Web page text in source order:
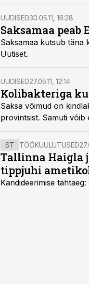
UUDISED30.05.11, 16:28
Saksamaa
Saksamaa kutsub täna kokku kriisinõupidamise, kus arutab EHEC-bakteriga
Uutiset.
UUDISED27.05.11, 12:14
Kolibakteriga
Saksa võimud on kindlaks teinud, et kolibakteri nakkuse
provintsist.
ST TÖÖKUULUTUSED
Tallinna Haigla
tippjuhi
Kandideerimise tähtaeg: